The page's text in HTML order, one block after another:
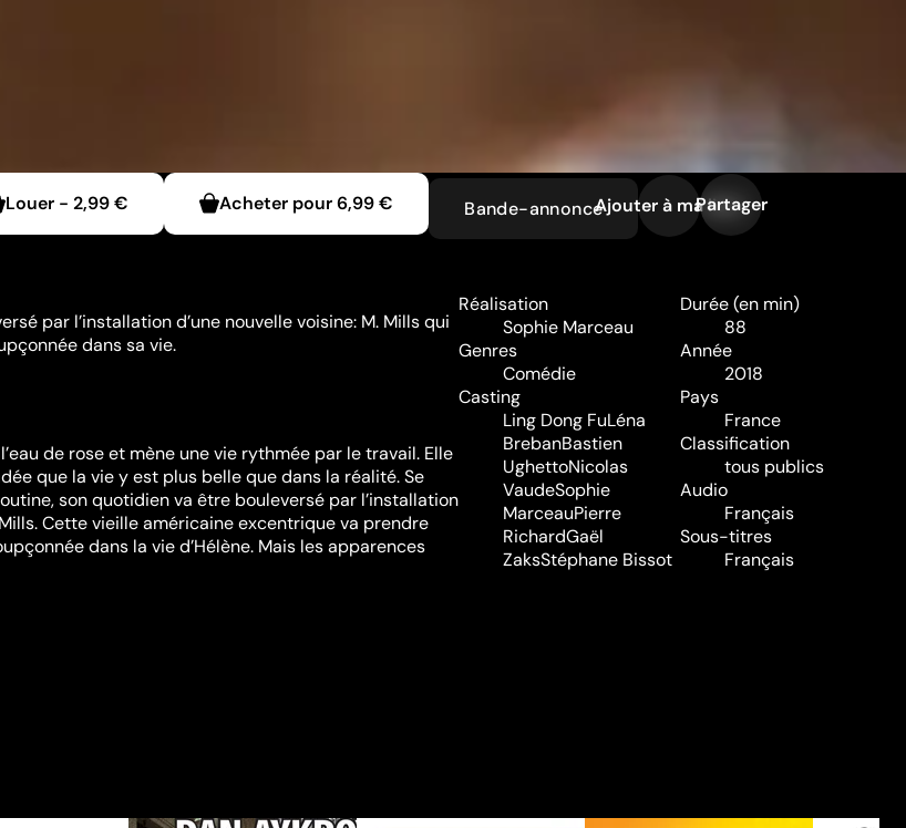
Louer - 2,99 € Acheter pour6,99 € Bande-annonceAjouter à ma liste
Partager
par l’installation d’une nouvelle voisine: M. Mills qui
dans sa vie.
de rose et mène une vie rythmée par le travail. Elle
que la vie y est plus belle que dans la réalité. Se
son quotidien va être bouleversé par l’installation
Cette vieille américaine excentrique va prendre
dans la vie d’Hélène. Mais les apparences
Réalisation
Sophie Marceau
Genres
Comédie
Casting
Ling Dong FuLéna
BrebanBastien
UghettoNicolas
VaudeSophie
MarceauPierre
RichardGaël
ZaksStéphane Bissot
Durée (en min)
88
Année
2018
Pays
France
Classification
tous publics
Audio
Français
Sous-titres
Français